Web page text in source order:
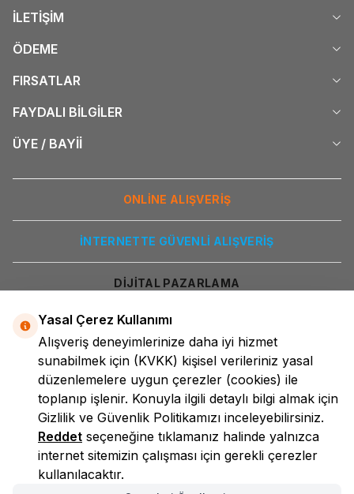
İLETİŞİM
ÖDEME
FIRSATLAR
FAYDALI BİLGİLER
ÜYE / BAYİİ
ONLİNE ALIŞVERİŞ
İNTERNETTE GÜVENLİ ALIŞVERİŞ
DİJİTAL PAZARLAMA
LokmanAVM
Yasal Çerez Kullanımı
Alışveriş deneyimlerinize daha iyi hizmet
sunabilmek için (KVKK) kişisel verileriniz yasal
düzenlemelere uygun çerezler (cookies) ile
toplanıp işlenir. Konuyla ilgili detaylı bilgi almak için
Gizlilik ve Güvenlik Politikamızı inceleyebilirsiniz.
Reddet seçeneğine tıklamanız halinde yalnızca
internet sitemizin çalışması için gerekli çerezler
kullanılacaktır.